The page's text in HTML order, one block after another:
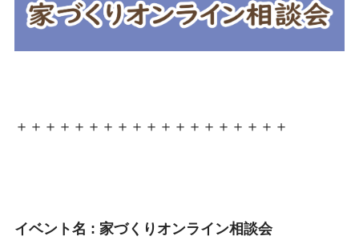
＋＋＋＋＋＋＋＋＋＋＋＋＋＋＋＋＋＋＋
イベント名 : 家づくりオンライン相談会